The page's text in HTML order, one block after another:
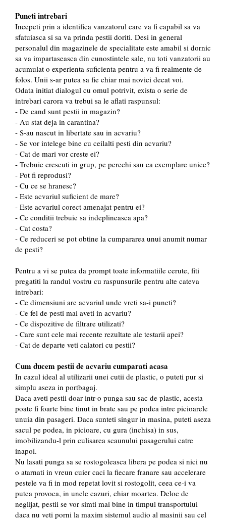
Puneti intrebari
Incepeti prin a identifica vanzatorul care va fi capabil sa va
sfatuiasca si sa va prinda pestii doriti. Desi in general
personalul din magazinele de specialitate este amabil si dornic
sa va impartaseasca din cunostintele sale, nu toti vanzatorii au
acumulat o experienta suficienta pentru a va fi realmente de
folos. Unii s-ar putea sa fie chiar mai novici decat voi.
Odata initiat dialogul cu omul potrivit, exista o serie de
intrebari carora va trebui sa le aflati raspunsul:
- De cand sunt pestii in magazin?
- Au stat deja in carantina?
- S-au nascut in libertate sau in acvariu?
- Se vor intelege bine cu ceilalti pesti din acvariu?
- Cat de mari vor creste ei?
- Trebuie crescuti in grup, pe perechi sau ca exemplare unice?
- Pot fi reprodusi?
- Cu ce se hranesc?
- Este acvariul suficient de mare?
- Este acvariul corect amenajat pentru ei?
- Ce conditii trebuie sa indeplineasca apa?
- Cat costa?
- Ce reduceri se pot obtine la cumpararea unui anumit numar
de pesti?
Pentru a vi se putea da prompt toate informatiile cerute, fiti
pregatiti la randul vostru cu raspunsurile pentru alte cateva
intrebari:
- Ce dimensiuni are acvariul unde vreti sa-i puneti?
- Ce fel de pesti mai aveti in acvariu?
- Ce dispozitive de filtrare utilizati?
- Care sunt cele mai recente rezultate ale testarii apei?
- Cat de departe veti calatori cu pestii?
Cum ducem pestii de acvariu cumparati acasa
In cazul ideal al utilizarii unei cutii de plastic, o puteti pur si
simplu aseza in portbagaj.
Daca aveti pestii doar intr-o punga sau sac de plastic, acesta
poate fi foarte bine tinut in brate sau pe podea intre picioarele
unuia din pasageri. Daca sunteti singur in masina, puteti aseza
sacul pe podea, in picioare, cu gura (inchisa) in sus,
imobilizandu-l prin culisarea scaunului pasagerului catre
inapoi.
Nu lasati punga sa se rostogoleasca libera pe podea si nici nu
o atarnati in vreun cuier caci la fiecare franare sau accelerare
pestele va fi in mod repetat lovit si rostogolit, ceea ce-i va
putea provoca, in unele cazuri, chiar moartea. Deloc de
neglijat, pestii se vor simti mai bine in timpul transportului
daca nu veti porni la maxim sistemul audio al masinii sau cel